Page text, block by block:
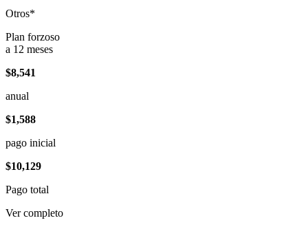
Otros*
Plan forzoso
a 12 meses
$8,541
anual
$1,588
pago inicial
$10,129
Pago total
Ver completo